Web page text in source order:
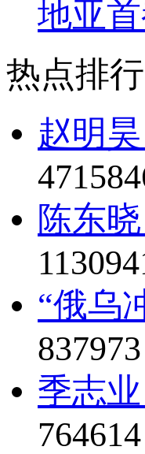
地亚
热点排行
赵明
陈东
“俄乌
837973
季志
764614